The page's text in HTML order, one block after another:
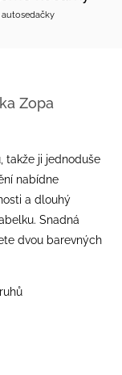
autosedačky
Zopa
takže ji jednoduše
nabídne
a dlouhý
Snadná
dvou barevných